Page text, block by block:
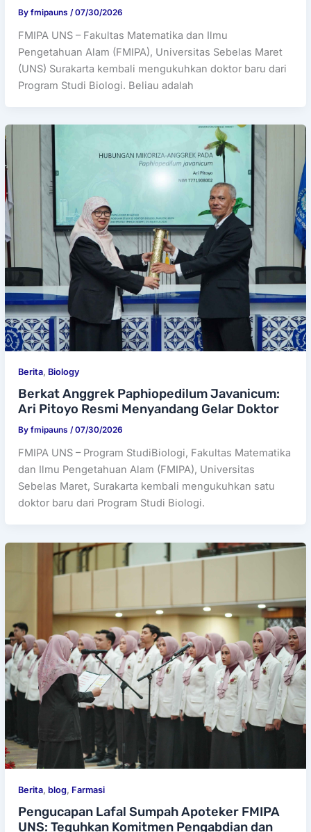
Byfmipauns /07/30/2026
FMIPA UNS – Fakultas Matematika dan Ilmu
Pengetahuan Alam (FMIPA), Universitas Sebelas Maret
(UNS) Surakarta kembali mengukuhkan doktor baru dari
Program Studi Biologi. Beliau adalah
Berita, Biology
Berkat Anggrek Paphiopedilum Javanicum:
Ari Pitoyo Resmi Menyandang Gelar Doktor
Byfmipauns/07/30/2026
FMIPA UNS – Program StudiBiologi, Fakultas Matematika
dan Ilmu Pengetahuan Alam (FMIPA), Universitas
Sebelas Maret, Surakarta kembali mengukuhkan satu
doktor baru dari Program Studi Biologi.
Berita,blog, Farmasi
Pengucapan Lafal Sumpah Apoteker FMIPA
UNS: Teguhkan Komitmen Pengabdian dan